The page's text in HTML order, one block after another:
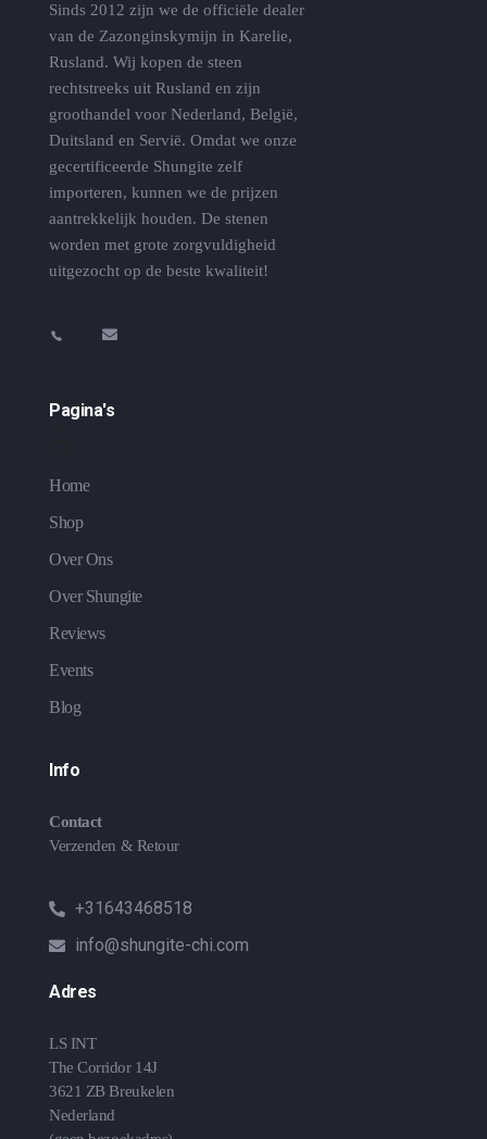
Sinds 2012 zijn we de officiële dealer
van de Zazonginskymijn in Karelie,
Rusland. Wij kopen de steen
rechtstreeks uit Rusland en zijn
groothandel voor Nederland, België,
Duitsland en Servië. Omdat we onze
gecertificeerde Shungite zelf
importeren, kunnen we de prijzen
aantrekkelijk houden. De stenen
worden met grote zorgvuldigheid
uitgezocht op de beste kwaliteit!
Pagina's
Home
Shop
Over Ons
Over Shungite
Reviews
Events
Blog
Info
Contact
Verzenden & Retour
+31643468518
info@shungite-chi.com
Adres
LS INT
The Corridor 14J
3621 ZB Breukelen
Nederland